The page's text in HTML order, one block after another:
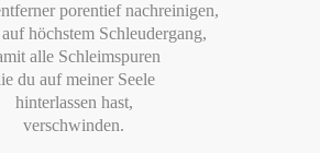
porentief nachreinigen,
höchstem Schleudergang,
alle Schleimspuren
du auf meiner Seele
hinterlassen hast,
verschwinden.